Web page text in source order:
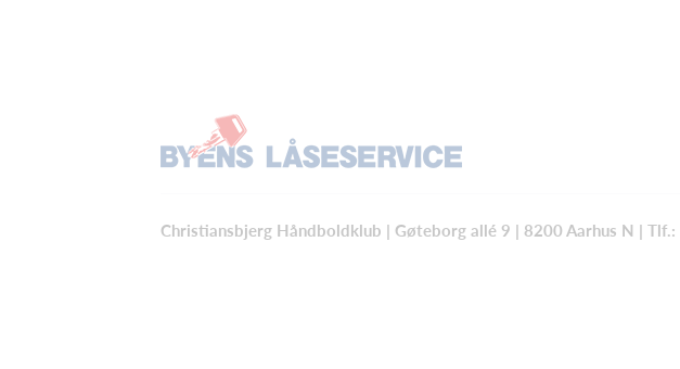
Christiansbjerg Håndboldklub | Gøteborg allé 9 | 8200 Aarhus N | Tlf.: